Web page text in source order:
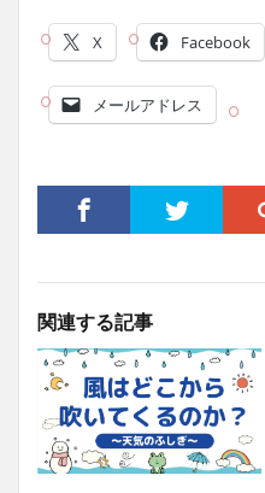
X Facebook
メールアドレス
関連する記事